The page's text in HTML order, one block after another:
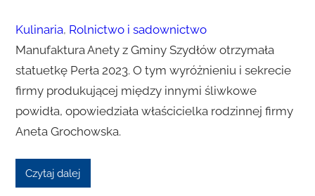
Kulinaria, Rolnictwo i sadownictwo
Manufaktura Anety z Gminy Szydłów otrzymała
statuetkę Perła 2023. O tym wyróżnieniu i sekrecie
firmy produkującej między innymi śliwkowe
powidła, opowiedziała właścicielka rodzinnej firmy
Aneta Grochowska.
Czytaj dalej